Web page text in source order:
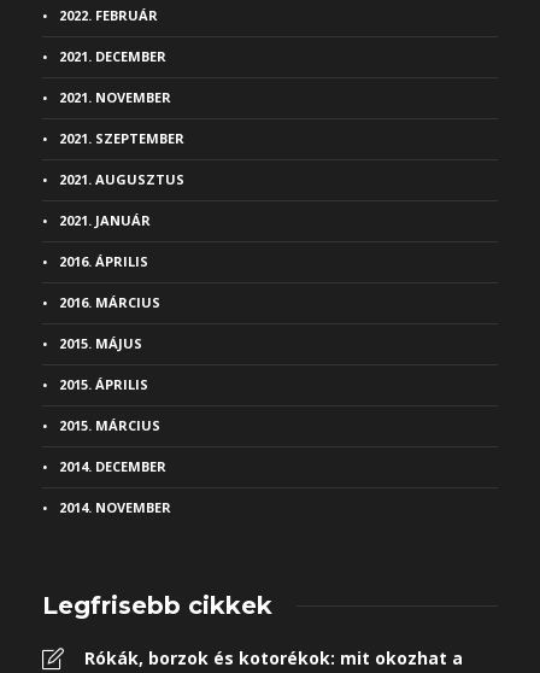
2022. FEBRUÁR
2021. DECEMBER
2021. NOVEMBER
2021. SZEPTEMBER
2021. AUGUSZTUS
2021. JANUÁR
2016. ÁPRILIS
2016. MÁRCIUS
2015. MÁJUS
2015. ÁPRILIS
2015. MÁRCIUS
2014. DECEMBER
2014. NOVEMBER
Legfrisebb cikkek
Rókák, borzok és kotorékok: mit okozhat a